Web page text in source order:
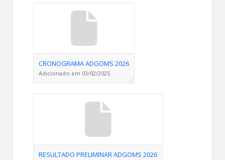
CRONOGRAMA ADGOMS 2026
Adicionado em 03/02/2025
RESULTADO PRELIMINAR ADGOMS 2026